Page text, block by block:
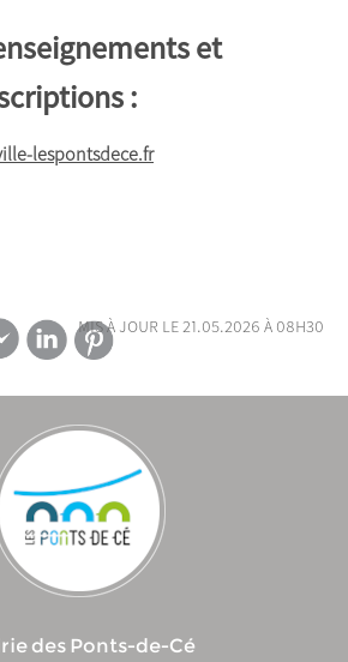
et
:
lespontsdece.fr
mis à jour le 21.05.2026 à 08h30
des Ponts-de-Cé